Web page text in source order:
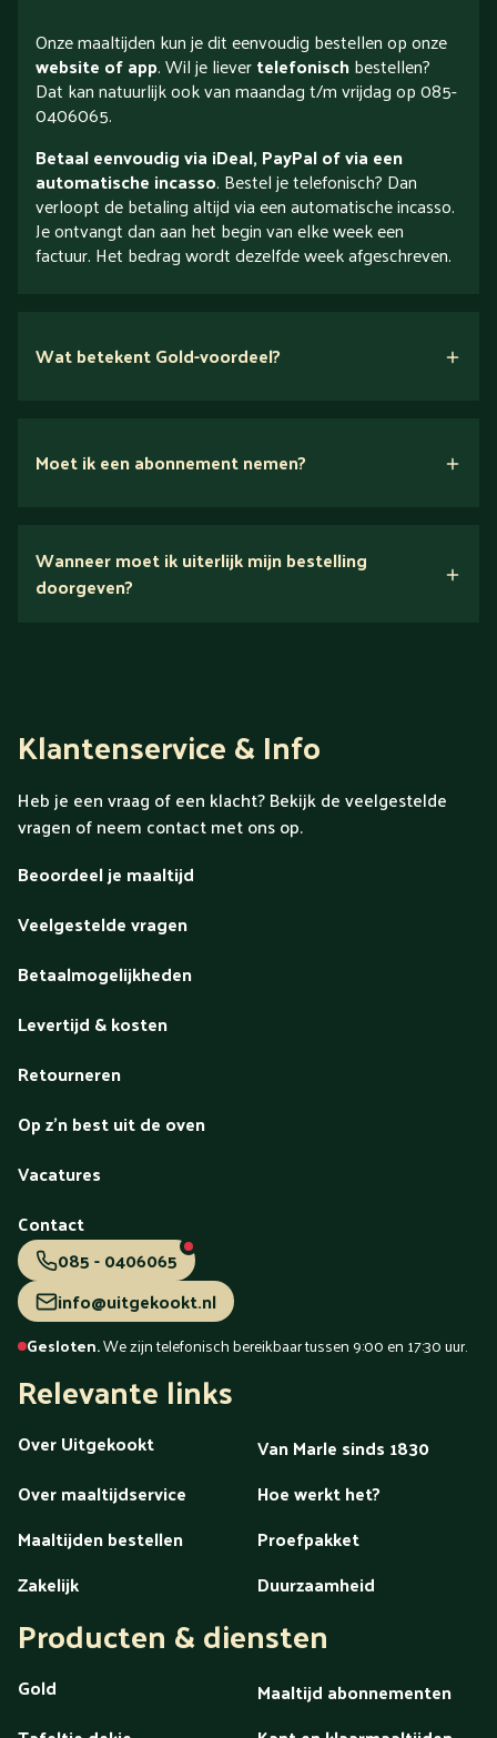
Onze maaltijden kun je dit eenvoudig bestellen op onze
website of app. Wil je lievertelefonischbestellen?
Dat kan natuurlijk ook van maandag t/m vrijdag op 085-
0406065.
Betaal eenvoudig via iDeal, PayPal of via een
automatische incasso. Bestel je telefonisch? Dan
verloopt de betaling altijd via een automatische incasso.
Je ontvangt dan aan het begin van elke week een
factuur. Het bedrag wordt dezelfde week afgeschreven.
Wat betekent Gold-voordeel?
Ontdek alles over Gold
Moet ik een abonnement nemen?
Wanneer moet ik uiterlijk mijn bestelling
doorgeven?
Klantenservice & Info
Heb je een vraag of een klacht? Bekijk de veelgestelde
vragen of neem contact met ons op.
Beoordeel je maaltijd
Veelgestelde vragen
Betaalmogelijkheden
Levertijd & kosten
Retourneren
Op z'n best uit de oven
Vacatures
Contact
085 - 0406065
info@uitgekookt.nl
Gesloten.We zijn telefonisch bereikbaar tussen 9:00 en 17:30 uur.
Relevante links
Over Uitgekookt
Van Marle sinds 1830
Over maaltijdservice
Hoe werkt het?
Maaltijden bestellen
Proefpakket
Zakelijk
Duurzaamheid
Producten & diensten
Gold
Maaltijd abonnementen